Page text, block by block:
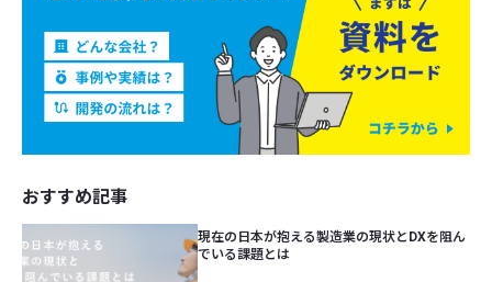
おすすめ記事
現在の日本が抱える製造業の現状とDXを阻ん
でいる課題とは